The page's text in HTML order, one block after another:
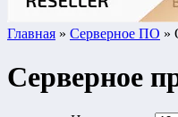
Главная » Серверное ПО »
Серверное